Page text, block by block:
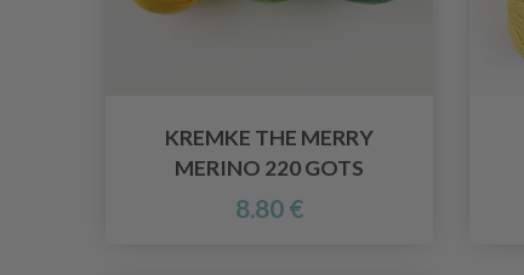
KREMKE THE MERRY
MERINO 220 GOTS
8.80 €